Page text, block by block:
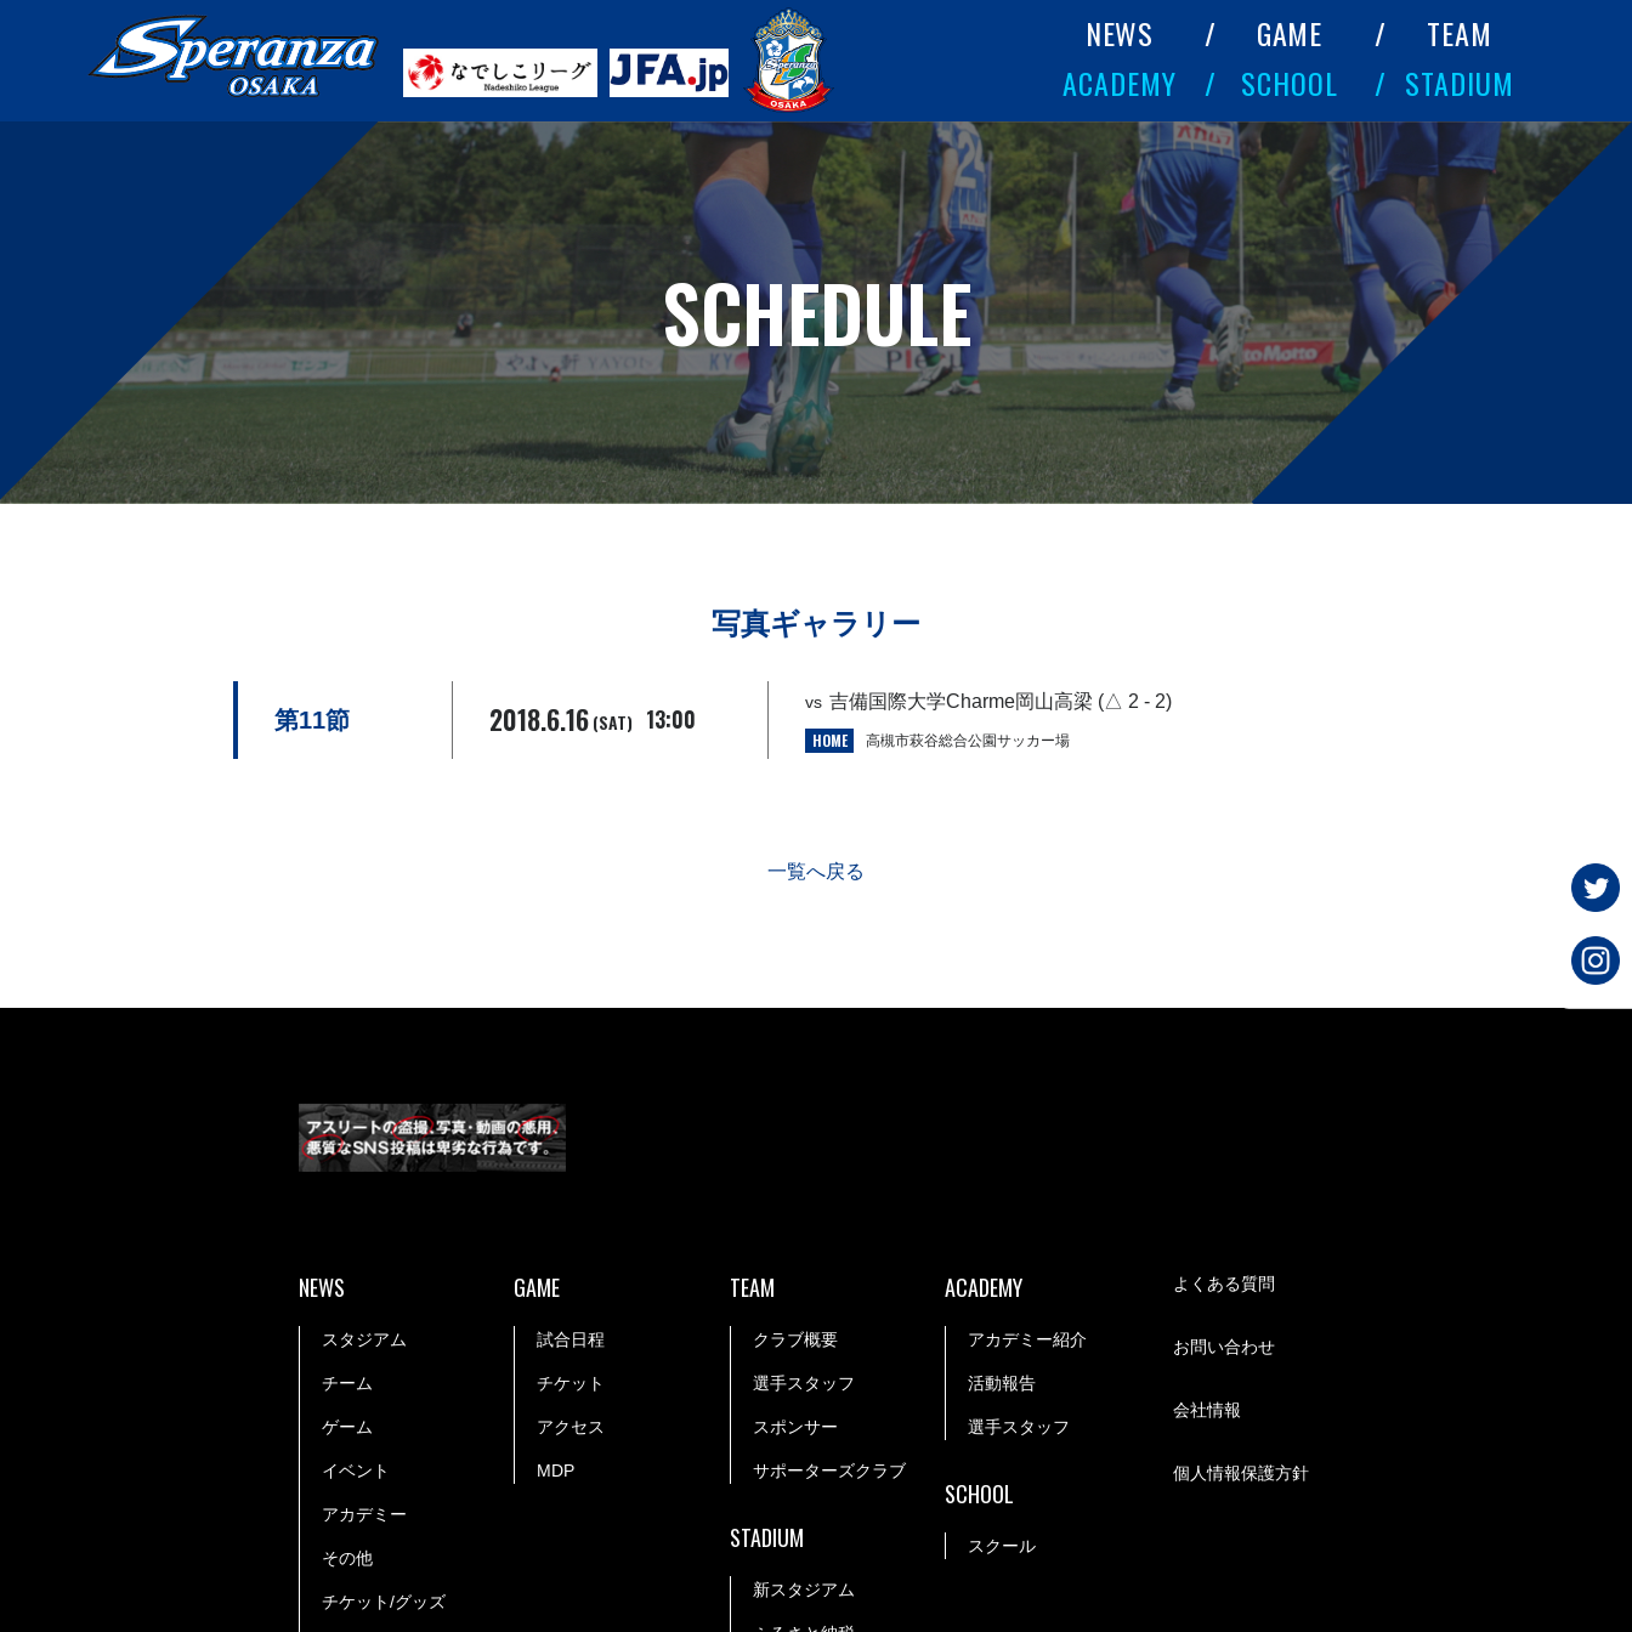
NEWS GAME
TEAM
ACADEMY
SCHOOL STADIUM
SCHEDULE
写真ギャラリー
第11節 2018.6.16(SAT) 13:00
vs 吉備国際大学Charme岡山高梁 (△ 2 - 2)
HOME
高槻市萩谷総合公園サッカー場
一覧へ戻る
NEWS
スタジアム
チーム
ゲーム
イベント
アカデミー
その他
チケット/グッズ
GAME
試合日程
チケット
アクセス
MDP
TEAM
クラブ概要
選手スタッフ
スポンサー
サポーターズクラブ
STADIUM
新スタジアム
ACADEMY
アカデミー紹介
活動報告
選手スタッフ
SCHOOL
スクール
よくある質問
お問い合わせ
会社情報
個人情報保護方針